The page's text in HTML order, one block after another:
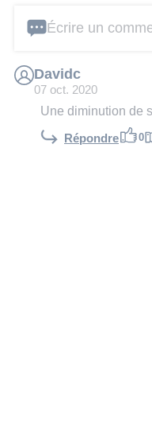
Écrire un
Davidc
07 oct. 2020
Une diminution de
Répondre 0